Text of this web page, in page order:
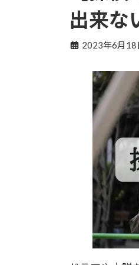
出来な
2023年6月18